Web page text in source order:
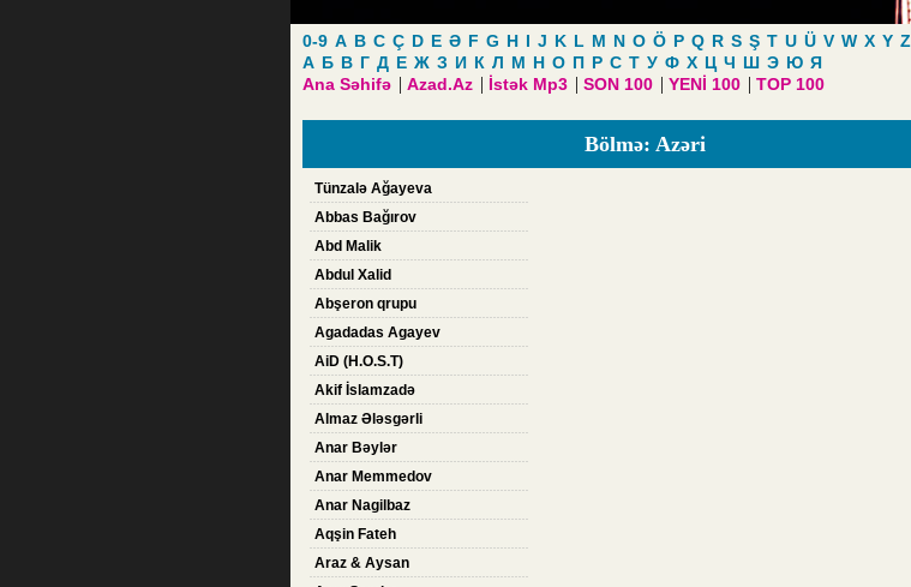
0-9 A B C Ç D E Ə F G H I J K L M N O Ö P Q R S Ş T U Ü V W X Y Z
А Б В Г Д Е Ж З И К Л М Н О П Р С Т У Ф Х Ц Ч Ш Э Ю Я
Ana Səhifə | Azad.Az | İstək Mp3 | SON 100 | YENİ 100 | TOP 100
Bölmə: Azəri
Tünzalə Ağayeva
Abbas Bağırov
Abd Malik
Abdul Xalid
Abşeron qrupu
Agadadas Agayev
AiD (H.O.S.T)
Akif İslamzadə
Almaz Ələsgərli
Anar Bəylər
Anar Memmedov
Anar Nagilbaz
Aqşin Fateh
Araz & Aysan